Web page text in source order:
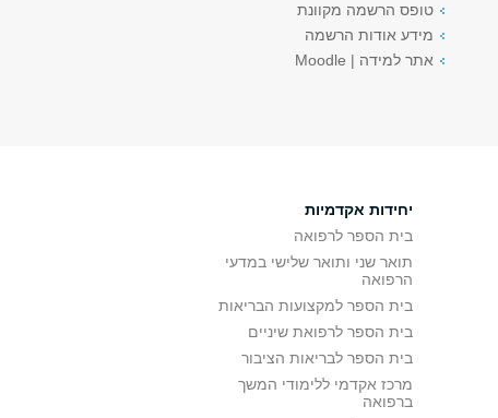
טופס הרשמה מקוונת
מידע אודות הרשמה
אתר למידה | Moodle
יחידות אקדמיות
בית הספר לרפואה
תואר שני ותואר שלישי במדעי
הרפואה
בית הספר למקצועות הבריאות
בית הספר לרפואת שיניים
בית הספר לבריאות הציבור
מרכז אקדמי ללימודי המשך
ברפואה